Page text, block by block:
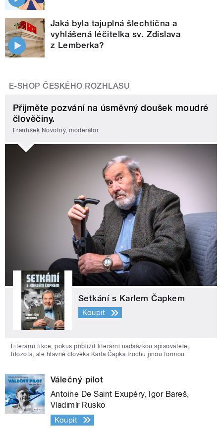
Jaká byla tajuplná šlechtična a
vyhlášená léčitelka sv. Zdislava
z Lemberka?
E-SHOP ČESKÉHO ROZHLASU
Přijměte pozvání na úsměvný doušek moudré
člověčiny.
František Novotný, moderátor
Setkání s Karlem Čapkem
Koupit
Literární fikce, pokus přiblížit literární nadsázkou spisovatele,
filozofa, ale hlavně člověka Karla Čapka trochu jinou formou.
Válečný pilot
Antoine De Saint Exupéry, Igor Bareš,
Vladimír Rusko
Koupit